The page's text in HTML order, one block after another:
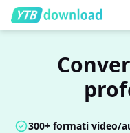
300+ formati video/